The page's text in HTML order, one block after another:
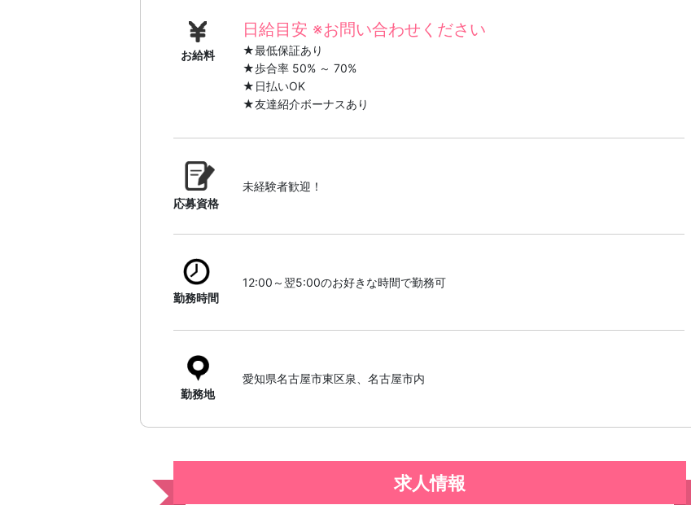
お給料
日給目安 ※お問い合わせください
★最低保証あり
★歩合率 50% ～ 70%
★日払いOK
★友達紹介ボーナスあり
応募資格
未経験者歓迎！
勤務時間
12:00～翌5:00のお好きな時間で勤務可
勤務地
愛知県名古屋市東区泉、名古屋市内
求人情報